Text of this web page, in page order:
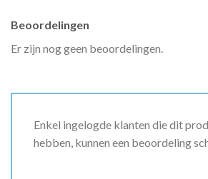
Beoordelingen
Er zijn nog geen beoordelingen.
Enkel ingelogde klanten die dit
hebben, kunnen een beoordeling